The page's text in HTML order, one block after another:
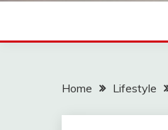
Home Lifestyle